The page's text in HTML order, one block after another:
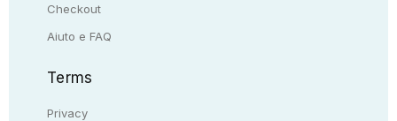
Checkout
Aiuto e FAQ
Terms
Privacy